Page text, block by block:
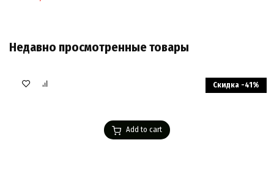
Недавно просмотренные товары
Add to cart
Скидка -41%